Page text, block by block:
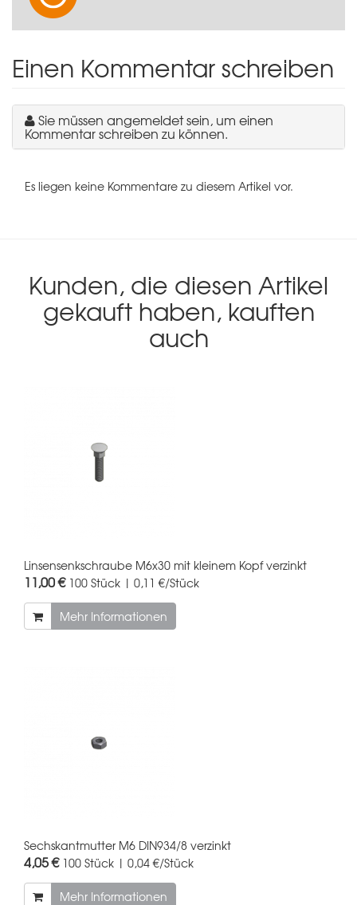
Einen Kommentar schreiben
Sie müssen angemeldet sein, um einen
Kommentar schreiben zu können.
Es liegen keine Kommentare zu diesem Artikel vor.
Kunden, die diesen Artikel
gekauft haben, kauften
auch
Linsensenkschraube M6x30 mit kleinem Kopf verzinkt
11,00 € 100 Stück | 0,11 €/Stück
Mehr Informationen
Sechskantmutter M6 DIN934/8 verzinkt
4,05 € 100 Stück | 0,04 €/Stück
Mehr Informationen